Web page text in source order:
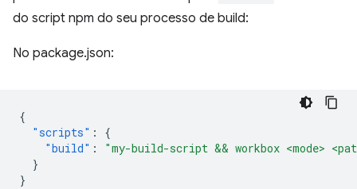
do script npm do seu processo de build:
No package.json:
{
"scripts" :
{
"build" :
"my-build-script && workbox <mode>
}
}